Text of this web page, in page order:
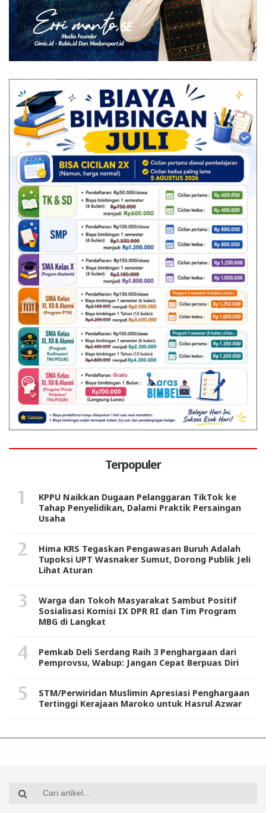
Terpopuler
KPPU Naikkan Dugaan Pelanggaran TikTok ke
Tahap Penyelidikan, Dalami Praktik Persaingan
Usaha
Hima KRS Tegaskan Pengawasan Buruh Adalah
Tupoksi UPT Wasnaker Sumut, Dorong Publik Jeli
Lihat Aturan
Warga dan Tokoh Masyarakat Sambut Positif
Sosialisasi Komisi IX DPR RI dan Tim Program
MBG di Langkat
Pemkab Deli Serdang Raih 3 Penghargaan dari
Pemprovsu, Wabup: Jangan Cepat Berpuas Diri
STM/Perwiridan Muslimin Apresiasi Penghargaan
Tertinggi Kerajaan Maroko untuk Hasrul Azwar